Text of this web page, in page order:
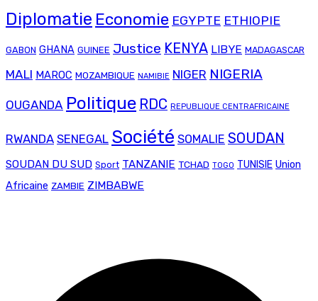
Diplomatie Economie EGYPTE ETHIOPIE
GABON GHANA GUINEE Justice KENYA LIBYE MADAGASCAR
MALI MAROC MOZAMBIQUE NAMIBIE NIGER NIGERIA
OUGANDA Politique RDC REPUBLIQUE CENTRAFRICAINE
RWANDA SENEGAL Société SOMALIE SOUDAN
SOUDAN DU SUD Sport TANZANIE TCHAD TOGO TUNISIE Union
Africaine ZAMBIE ZIMBABWE